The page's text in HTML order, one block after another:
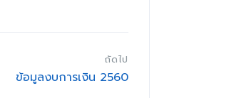
ถัดไป
ข้อมูลงบการเงิน 2560